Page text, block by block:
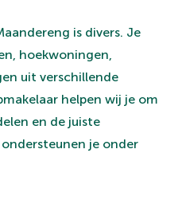
is divers. Je
hoekwoningen,
uit verschillende
helpen wij je om
en de juiste
je onder